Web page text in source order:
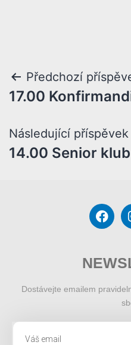
Předchozí
17.00
Následující příspěvek
14.00 Senior klub
Dostávejte emailem